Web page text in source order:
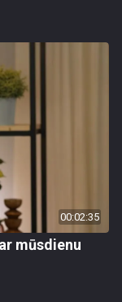
00:02:35
mūsdienu